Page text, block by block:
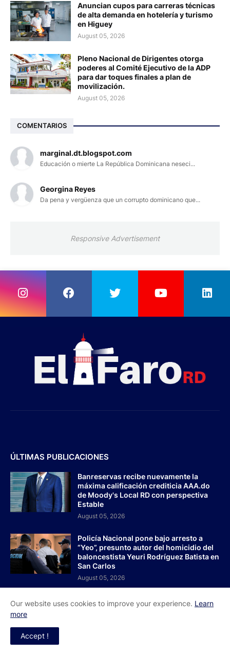
Anuncian cupos para carreras técnicas
de alta demanda en hotelería y turismo
en Higuey
August 05, 2026
Pleno Nacional de Dirigentes otorga
poderes al Comité Ejecutivo de la ADP
para dar toques finales a plan de
movilización.
August 05, 2026
COMENTARIOS
marginal.dt.blogspot.com
Educación o mierte La República Dominicana neseci...
Georgina Reyes
Da pena y vergüenza que un corrupto dominicano que...
Responsive Advertisement
ÚLTIMAS PUBLICACIONES
Banreservas recibe nuevamente la
máxima calificación crediticia AAA.do
de Moody's Local RD con perspectiva
Estable
August 05, 2026
Policía Nacional pone bajo arresto a
“Yeo”, presunto autor del homicidio del
baloncestista Yeuri Rodríguez Batista en
San Carlos
August 05, 2026
Marileidy Paulino conquista la medalla
de oro en los 400 metros y establece
Our website uses cookies to improve your experience. Learn
more
Accept !